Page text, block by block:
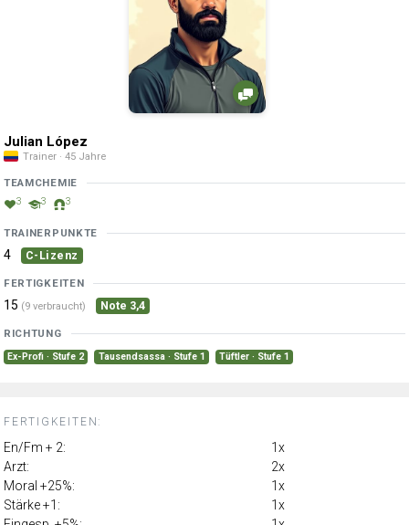
Julian López
Trainer · 45 Jahre
TEAMCHEMIE
3 3 3
TRAINERPUNKTE
4 C-Lizenz
FERTIGKEITEN
15 (9 verbraucht) Note 3,4
RICHTUNG
Ex-Profi · Stufe 2 Tausendsassa · Stufe 1 Tüftler · Stufe 1
FERTIGKEITEN:
En/Fm + 2:
1x
Arzt:
2x
Moral +25%:
1x
Stärke +1:
1x